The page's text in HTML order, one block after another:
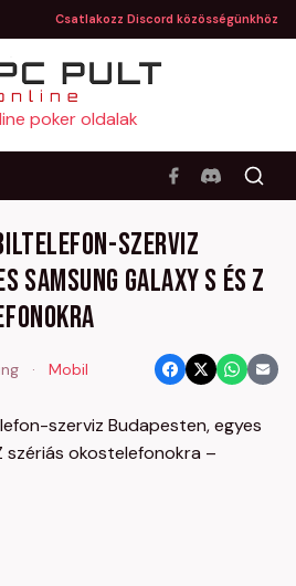
Csatlakozz Discord közösségünkhöz
szerviz
Samsung Galaxy S és Z
· Mobil